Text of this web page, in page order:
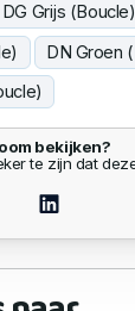
DG Grijs (Boucle)
DN Groen
bekijken?
te zijn dat